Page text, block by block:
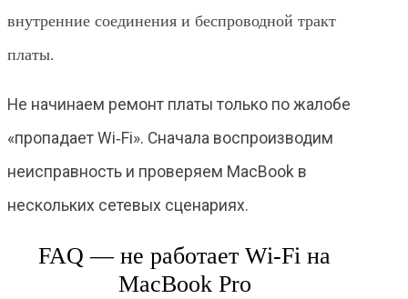
внутренние соединения и беспроводной тракт
платы.
Не начинаем ремонт платы только по жалобе
«пропадает Wi‑Fi». Сначала воспроизводим
неисправность и проверяем MacBook в
нескольких сетевых сценариях.
FAQ — не работает Wi‑Fi на
MacBook Pro